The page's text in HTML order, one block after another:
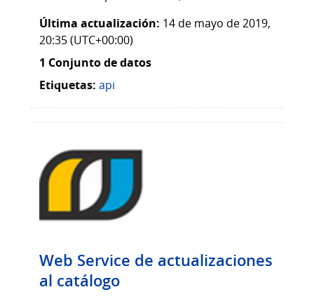
Última actualización: 14 de mayo de 2019,
20:35 (UTC+00:00)
1 Conjunto de datos
Etiquetas: api
Web Service de actualizaciones
al catálogo